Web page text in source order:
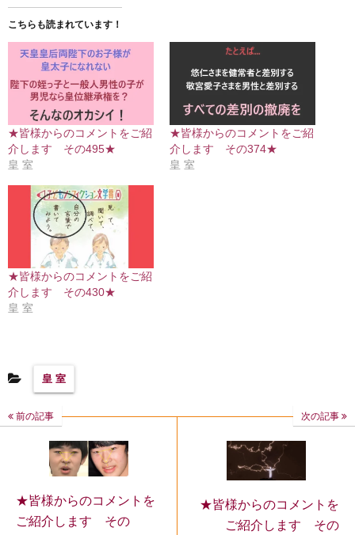
こちらも読まれています！
★皆様からのコメントをご紹
介します その495★
皇 室
★皆様からのコメントをご紹
介します その374★
皇 室
★皆様からのコメントをご紹
介します その430★
皇 室
皇 室
前の記事
★皆様からのコメントを
ご紹介します その
次の記事
★皆様からのコメントを
ご紹介します その